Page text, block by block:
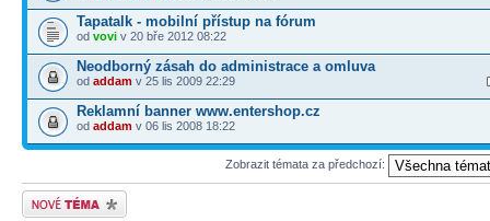
Tapatalk - mobilní přístup na fórum
od vovi v 20 bře 2012 08:22
Neodborný zásah do administrace a omluva
od addam v 25 lis 2009 22:29
Reklamní banner www.entershop.cz
od addam v 06 lis 2008 18:22
Zobrazit témata za předchozí:
Odeslat nové téma